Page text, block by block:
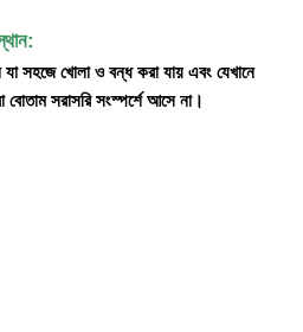
সহজে খোলা ও বন্ধ করা যায় এবং যেখানে
বোতাম সরাসরি সংস্পর্শে আসে না।